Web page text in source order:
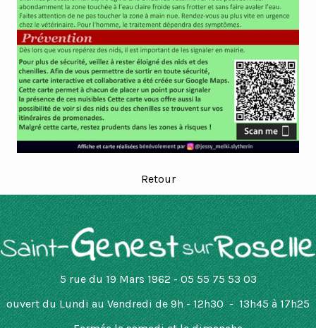
Retour
5 rue du 19 Mars 1962 - 05 55 75 53 03
ouvertdu Lundi au Vendredi de 9h - 12h30 - 13h45 à 17h25